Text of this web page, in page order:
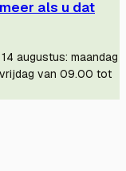
als u dat
augustus: maandag
van 09.00 tot